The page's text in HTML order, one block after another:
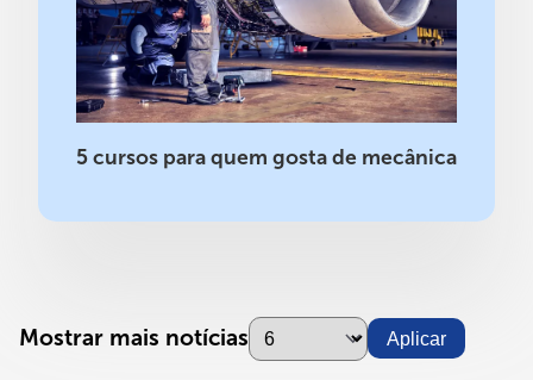
5 cursos para quem gosta de mecânica
Mostrar mais notícias